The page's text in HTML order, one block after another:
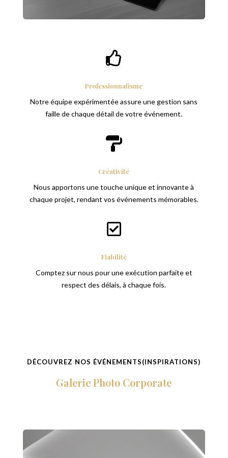

Professionnalisme
Notre équipe expérimentée assure une gestion sans
faille de chaque détail de votre événement.

Créativité
Nous apportons une touche unique et innovante à
chaque projet, rendant vos événements mémorables.

Fiabilité
Comptez sur nous pour une exécution parfaite et
respect des délais, à chaque fois.
DÉCOUVREZ NOS ÉVÉNEMENTS(INSPIRATIONS)
Galerie Photo Corporate